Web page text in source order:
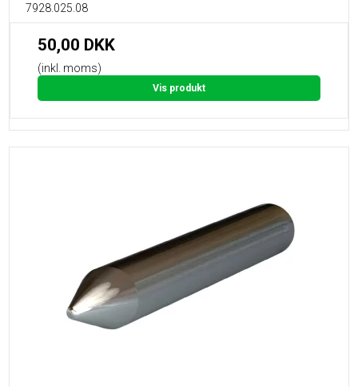
7928.025.08
50,00 DKK
(inkl. moms)
Vis produkt